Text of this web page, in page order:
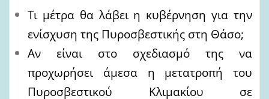
Tι μέτρα θα λάβει η κυβέρνηση για την
ενίσχυση της Πυροσβεστικής στη Θάσο;
Αν είναι στο σχεδιασμό της να
προχωρήσει άμεσα η μετατροπή του
Πυροσβεστικού Κλιμακίου σε